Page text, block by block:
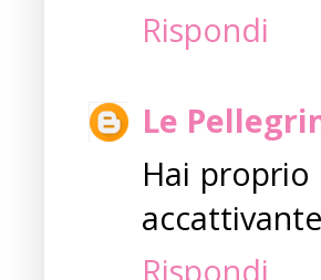
Rispondi
Le
Hai
accattivante
Rispondi